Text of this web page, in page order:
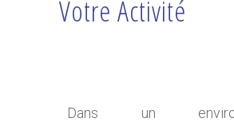
Votre Activité
Dans un